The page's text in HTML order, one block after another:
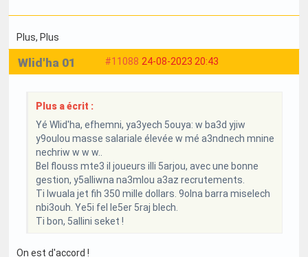
Plus, Plus
#11088 24-08-2023 20:43
Wlid'ha 01
Plus a écrit :
Yé Wlid'ha, efhemni, ya3yech 5ouya: w ba3d yjiw
y9oulou masse salariale élevée w mé a3ndnech mnine
nechriw w w w..
Bel flouss mte3 il joueurs illi 5arjou, avec une bonne
gestion, y5alliwna na3mlou a3az recrutements.
Ti Iwuala jet fih 350 mille dollars. 9olna barra miselech
nbi3ouh. Ye5i fel le5er 5raj blech.
Ti bon, 5allini seket !
On est d'accord !